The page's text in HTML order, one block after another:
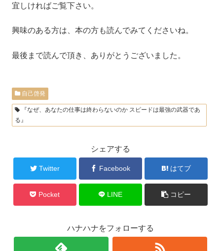
宜しければご覧下さい。
興味のある方は、本の方も読んでみてくださいね。
最後まで読んで頂き、ありがとうございました。
自己啓発
『なぜ、あなたの仕事は終わらないのか スピードは最強の武器であ
る』
シェアする
Twitter Facebook はてブ
Pocket LINE コピー
ハナハナをフォローする